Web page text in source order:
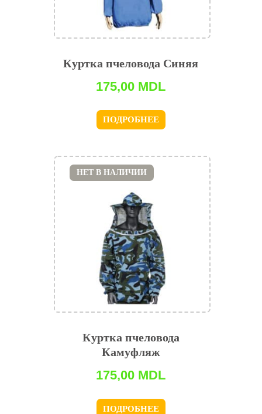
Куртка пчеловода Синяя
175,00 MDL
ПОДРОБНЕЕ
Куртка пчеловода
Камуфляж
175,00 MDL
ПОДРОБНЕЕ
НЕТ В НАЛИЧИИ